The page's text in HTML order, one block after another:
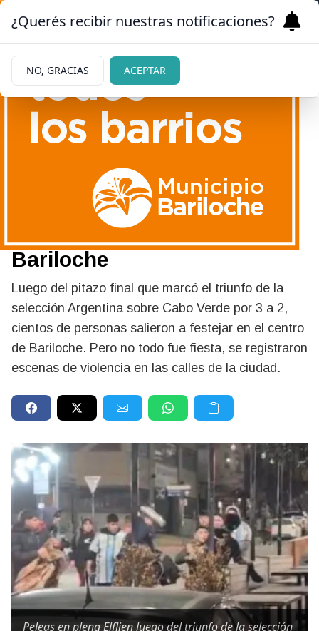
Del festejo por el triunfo de
la selección a una batalla
campal en pleno centro de
Bariloche
Luego del pitazo final que marcó el triunfo de la
selección Argentina sobre Cabo Verde por 3 a 2,
cientos de personas salieron a festejar en el centro
de Bariloche. Pero no todo fue fiesta, se registraron
escenas de violencia en las calles de la ciudad.
Peleas en plena Elflien luego del triunfo de la selección
¿Querés recibir nuestras notificaciones?
NO, GRACIAS ACEPTAR